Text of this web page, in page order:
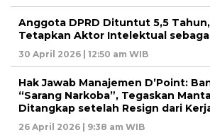
Anggota DPRD Dituntut 5,5 Tahun,
Tetapkan Aktor Intelektual
30 April 2026 | 12:50 am WIB
Hak Jawab Manajemen D’Point:
“Sarang Narkoba”, Tegaskan
Ditangkap setelah Resign dari
26 April 2026 | 9:38 am WIB